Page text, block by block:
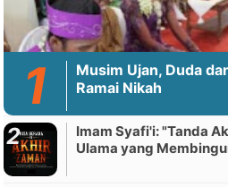
Musim Ujan, Duda
Ramai Nikah
Imam Syafi'i: "Tanda
Ulama yang